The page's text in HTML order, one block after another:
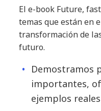
El e-book Future,
temas que están en
transformación de
futuro.
Demostramos
importantes,
ejemplos